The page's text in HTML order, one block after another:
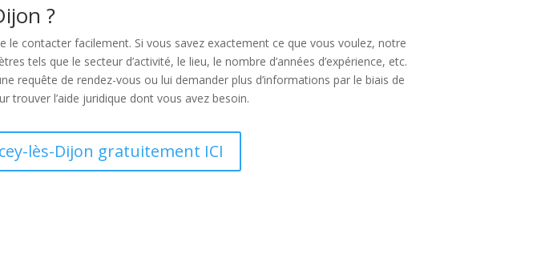
?
contacter facilement. Si vous savez exactement ce que vous voulez, notre
tels que le secteur d’activité, le lieu, le nombre d’années d’expérience, etc.
requête de rendez-vous ou lui demander plus d’informations par le biais de
trouver l’aide juridique dont vous avez besoin.
lès-Dijon gratuitement ICI